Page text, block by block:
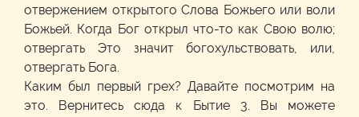
отвержением открытого Слова Божьего или воли
Божьей. Когда Бог открыл что-то как Свою волю;
отвергать Это значит богохульствовать, или,
отвергать Бога.
Каким был первый грех? Давайте посмотрим на
это. Вернитесь сюда к Бытие 3. Вы можете